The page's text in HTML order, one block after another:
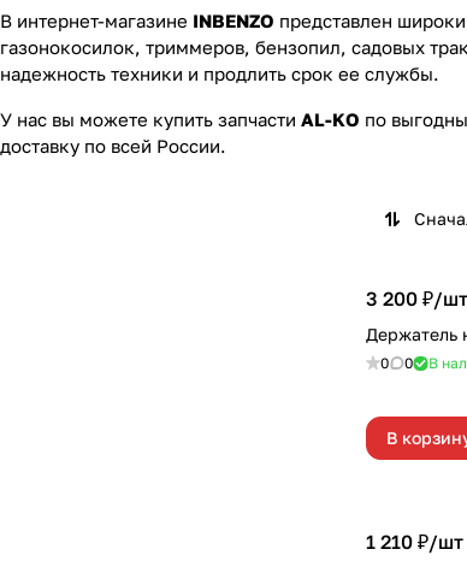
В интернет-магазине INBENZO представлен
газонокосилок, триммеров, бензопил, садовых
надежность техники и продлить срок ее службы.
У нас вы можете купить запчасти AL-KO по
доставку по всей России.
3 200 ₽/шт
Держатель
0 0 В
В
1 210 ₽/шт